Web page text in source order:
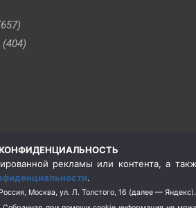
(404)
рекламы или контента, а
.
Москва, ул. Л. Толстого, 16 (далее —